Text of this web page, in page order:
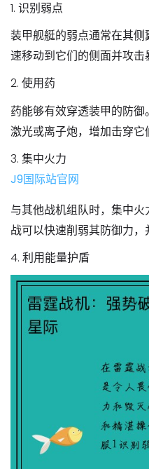
1. 识别弱点
装甲舰艇的弱点通常在其
速移动到它们的侧面并攻击
2. 使用药
药能够有效穿透装甲的防御
激光或离子炮，增加击穿它
3. 集中火力
J9国际站官网
与其他战机组队时，集中
战可以快速削弱其防御力，
4. 利用能量护盾